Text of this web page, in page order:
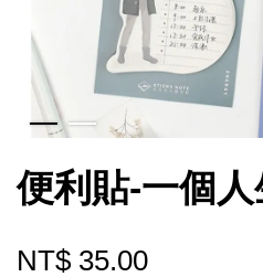
便利貼-一個
NT$ 35.00